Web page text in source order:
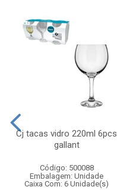
Cj tacas vidro 220ml 6pcs
gallant
Código: 500088
Embalagem: Unidade
Caixa Com: 6 Unidade(s)